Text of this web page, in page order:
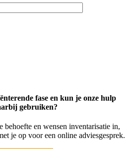
fase en kun je onze hulp
gebruiken?
behoefte en wensen inventarisatie in,
je op voor een online adviesgesprek.